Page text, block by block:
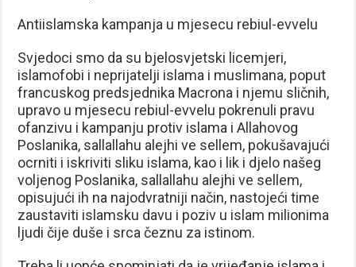
Antiislamska kampanja u mjesecu rebiul-evvelu
Svjedoci smo da su bjelosvjetski licemjeri,
islamofobi i neprijatelji islama i muslimana, poput
francuskog predsjednika Macrona i njemu sličnih,
upravo u mjesecu rebiul-evvelu pokrenuli pravu
ofanzivu i kampanju protiv islama i Allahovog
Poslanika, sallallahu alejhi ve sellem, pokušavajući
ocrniti i iskriviti sliku islama, kao i lik i djelo našeg
voljenog Poslanika, sallallahu alejhi ve sellem,
opisujući ih na najodvratniji način, nastojeći time
zaustaviti islamsku davu i poziv u islam milionima
ljudi čije duše i srca čeznu za istinom.